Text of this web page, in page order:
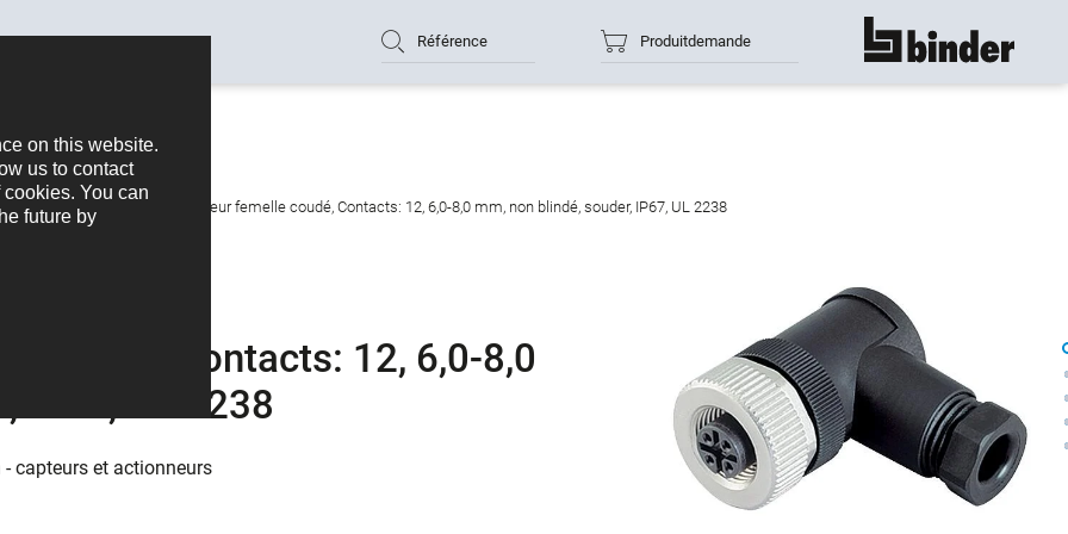
Référence Produitdemande montre tout
M12-A M12 Connecteur femelle coudé, Contacts: 12, 6,0-8,0 mm, non blindé, souder, IP67, UL 2238
coudé, Contacts: 12, 6,0-8,0
IP67, UL 2238
- capteurs et actionneurs